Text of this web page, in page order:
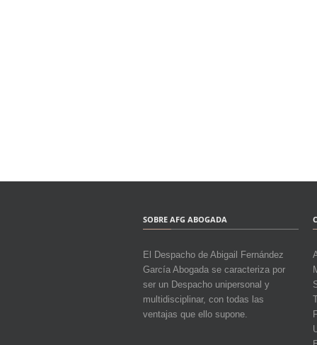
SOBRE AFG ABOGADA
El Despacho de Abigail Fernández
García Abogada se caracteriza por
ser un Despacho unipersonal y
multidisciplinar, con todas las
ventajas que ello supone.